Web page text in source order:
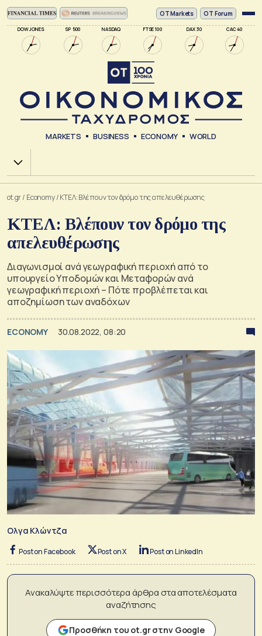
DOW JONES SP 500 NASDAQ FTSE 100 DAX 30 CAC 40
ΟΤ Markets OT Forum
MARKETS BUSINESS ECONOMY WORLD
Χ.Α.
ot.gr/ Economy/ΚΤΕΛ: Βλέπουν τον δρόμο της απελευθέρωσης
ΚΤΕΛ: Βλέπουν τον δρόμο της
απελευθέρωσης
Διαγωνισμοί ανά γεωγραφική περιοχή από το
υπουργείο Υποδομών και Μεταφορών ανά
γεωγραφική περιοχή – Πότε προβλέπεται και
αποζημίωση των αναδόχων
ECONOMY 30.08.2022, 08:20
Ολγα Κλώντζα
Post on Facebook Post on X Post on LinkedIn
Ανακαλύψτε περισσότερα άρθρα στα αποτελέσματα
αναζήτησης
Προσθήκη του ot.gr στην Google